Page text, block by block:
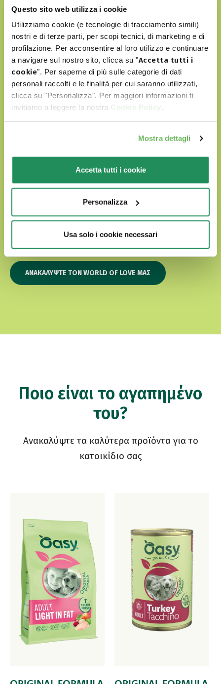
Questo sito web utilizza i cookie
Utilizziamo cookie (e tecnologie di tracciamento simili)
nostri e di terze parti, per scopi tecnici, di marketing e di
profilazione. Per acconsentire al loro utilizzo e continuare
a navigare sul nostro sito, clicca su "Accetta tutti i
cookie". Per saperne di più sulle categorie di dati
personali raccolti e le finalità per cui saranno utilizzati,
clicca su "Personalizza". Per maggiori informazioni ti
invitiamo a leggere la nostra Cookie Policy.
Mostra dettagli
Accetta tutti i cookie
Personalizza
Usa solo i cookie necessari
Natural Quality Love
Στο Oasy World οι τετράποδοι φίλοι μας πάντα
περιβάλλονται από αγάπη
Τα προϊόντα μας:
παράγονται με επιλεγμένα φυσικά
συσταστικά
δεν περιλαμβάνουν GMO και σόγια
είναι Cruelty free
ΑΝΑΚΑΛΎΨΤΕ ΤΟΝ WORLD OF LOVE ΜΑΣ
Ποιο είναι το αγαπημένο
του?
Ανακαλύψτε τα καλύτερα προϊόντα για το
κατοικίδιο σας